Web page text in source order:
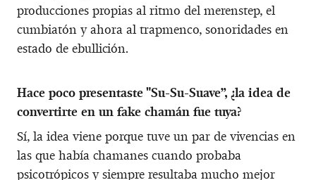
producciones propias al ritmo del merenstep, el
cumbiatón y ahora al trapmenco, sonoridades en
estado de ebullición.
Hace poco presentaste "Su-Su-Suave”, ¿la idea de
convertirte en un fake chamán fue tuya?
Sí, la idea viene porque tuve un par de vivencias en
las que había chamanes cuando probaba
psicotrópicos y siempre resultaba mucho mejor